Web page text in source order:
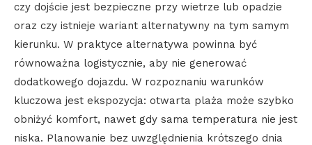
czy dojście jest bezpieczne przy wietrze lub opadzie
oraz czy istnieje wariant alternatywny na tym samym
kierunku. W praktyce alternatywa powinna być
równoważna logistycznie, aby nie generować
dodatkowego dojazdu. W rozpoznaniu warunków
kluczowa jest ekspozycja: otwarta plaża może szybko
obniżyć komfort, nawet gdy sama temperatura nie jest
niska. Planowanie bez uwzględnienia krótszego dnia